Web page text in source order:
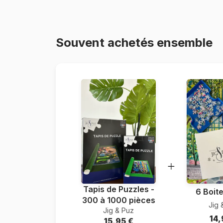
Souvent achetés ensemble
Tapis de Puzzles -
300 à 1000 pièces
Jig & Puz
15,95 €
6
Jig